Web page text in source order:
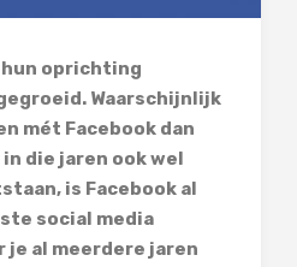
hun oprichting
Waarschijnlijk
mét Facebook dan
die jaren ook wel
is Facebook al
social media
je al meerdere jaren